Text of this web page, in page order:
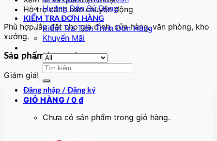
Hướng Dẫn Sử Dụng
KIỂM TRA ĐƠN HÀNG
Kiểm Tra Tiến Trình Đơn Hàng
Khuyến Mãi
Tìm
Đăng nhập / Đăng ký
GIỎ HÀNG / 0 ₫
Chưa có sản phẩm trong giỏ hàng.
Hỗ trợ cảnh báo chuyển động
Phù hợp lắp đặt cho gia đình, cửa hàng, văn phòng, kho
xưởng.
Sản phẩm tương tự
Giảm giá!